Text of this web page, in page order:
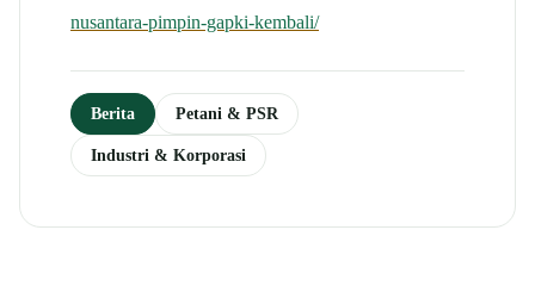
nusantara-pimpin-gapki-kembali/
Berita Petani & PSR
Industri & Korporasi